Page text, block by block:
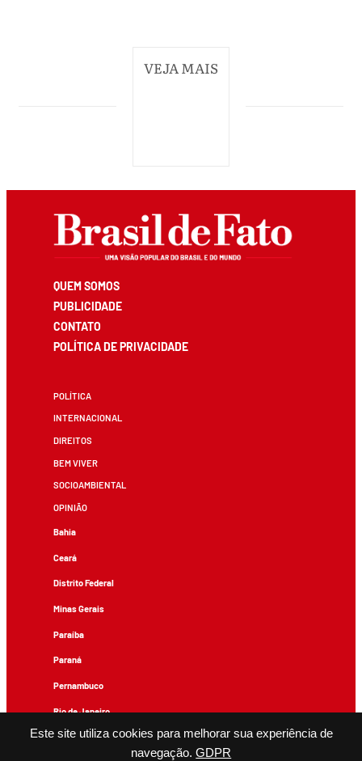
Este site utiliza cookies para melhorar sua experiência de
navegação. GDPR
VEJA MAIS
QUEM SOMOS
PUBLICIDADE
CONTATO
POLÍTICA DE PRIVACIDADE
POLÍTICA
INTERNACIONAL
DIREITOS
BEM VIVER
SOCIOAMBIENTAL
OPINIÃO
Bahia
Ceará
Distrito Federal
Minas Gerais
Paraíba
Paraná
Pernambuco
Rio de Janeiro
Rio Grande do Sul